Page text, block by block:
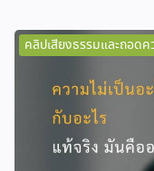
คลิปเสียงธรรมและถอดค